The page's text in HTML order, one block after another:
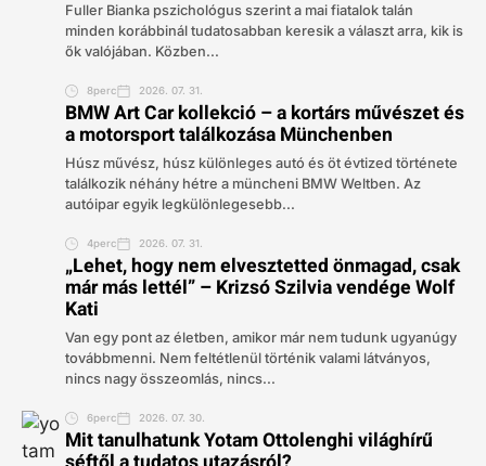
Fuller Bianka pszichológus szerint a mai fiatalok talán
minden korábbinál tudatosabban keresik a választ arra, kik is
ők valójában. Közben...
8perc 2026. 07. 31.
BMW Art Car kollekció – a kortárs művészet és
a motorsport találkozása Münchenben
Húsz művész, húsz különleges autó és öt évtized története
találkozik néhány hétre a müncheni BMW Weltben. Az
autóipar egyik legkülönlegesebb...
4perc 2026. 07. 31.
„Lehet, hogy nem elvesztetted önmagad, csak
már más lettél” – Krizsó Szilvia vendége Wolf
Kati
Van egy pont az életben, amikor már nem tudunk ugyanúgy
továbbmenni. Nem feltétlenül történik valami látványos,
nincs nagy összeomlás, nincs...
6perc 2026. 07. 30.
Mit tanulhatunk Yotam Ottolenghi világhírű